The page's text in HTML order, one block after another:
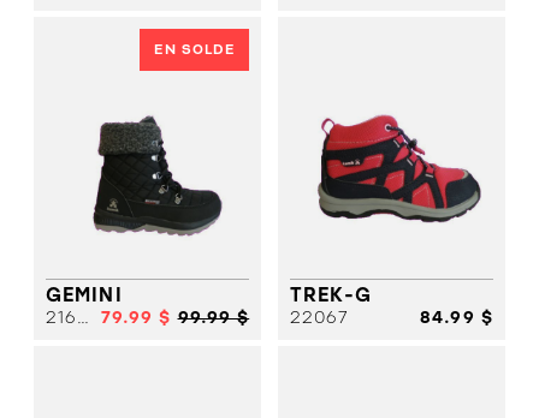
EN SOLDE
GEMINI
21673 79.99 $ 99.99 $
TREK-G
22067 84.99 $